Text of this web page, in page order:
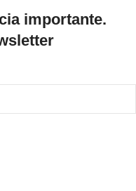
importante.